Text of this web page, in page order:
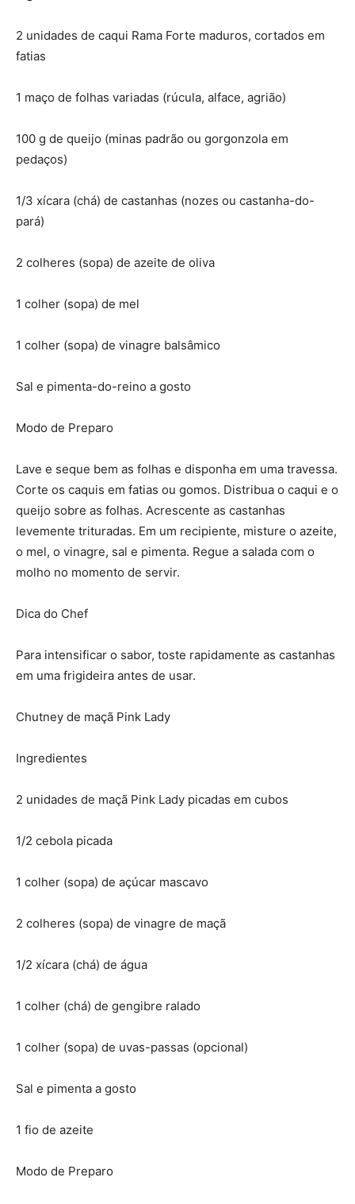
2 unidades de caqui Rama Forte maduros, cortados em
fatias
1 maço de folhas variadas (rúcula, alface, agrião)
100 g de queijo (minas padrão ou gorgonzola em
pedaços)
1/3 xícara (chá) de castanhas (nozes ou castanha-do-
pará)
2 colheres (sopa) de azeite de oliva
1 colher (sopa) de mel
1 colher (sopa) de vinagre balsâmico
Sal e pimenta-do-reino a gosto
Modo de Preparo
Lave e seque bem as folhas e disponha em uma travessa.
Corte os caquis em fatias ou gomos. Distribua o caqui e o
queijo sobre as folhas. Acrescente as castanhas
levemente trituradas. Em um recipiente, misture o azeite,
o mel, o vinagre, sal e pimenta. Regue a salada com o
molho no momento de servir.
Dica do Chef
Para intensificar o sabor, toste rapidamente as castanhas
em uma frigideira antes de usar.
Chutney de maçã Pink Lady
Ingredientes
2 unidades de maçã Pink Lady picadas em cubos
1/2 cebola picada
1 colher (sopa) de açúcar mascavo
2 colheres (sopa) de vinagre de maçã
1/2 xícara (chá) de água
1 colher (chá) de gengibre ralado
1 colher (sopa) de uvas-passas (opcional)
Sal e pimenta a gosto
1 fio de azeite
Modo de Preparo